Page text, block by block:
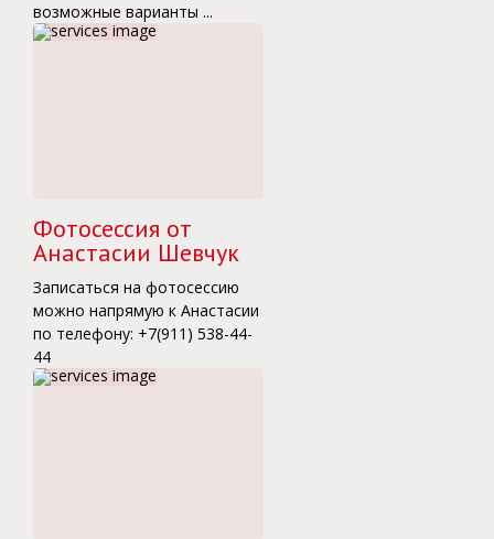
возможные варианты ...
Фотосессия от
Анастасии Шевчук
Записаться на фотосессию
можно напрямую к Анастасии
по телефону: +7(911) 538-44-
44